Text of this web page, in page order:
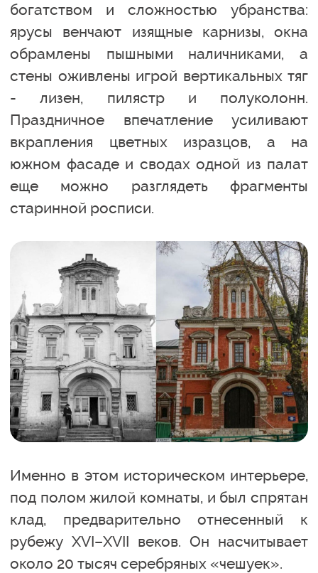
богатством и сложностью убранства:
ярусы венчают изящные карнизы, окна
обрамлены пышными наличниками, а
стены оживлены игрой вертикальных тяг
- лизен, пилястр и полуколонн.
Праздничное впечатление усиливают
вкрапления цветных изразцов, а на
южном фасаде и сводах одной из палат
еще можно разглядеть фрагменты
старинной росписи.
Именно в этом историческом интерьере,
под полом жилой комнаты, и был спрятан
клад, предварительно отнесенный к
рубежу XVI–XVII веков. Он насчитывает
около 20 тысяч серебряных «чешуек».